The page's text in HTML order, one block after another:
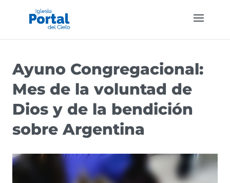
Ayuno Congregacional:
Mes de la voluntad de
Dios y de la bendición
sobre Argentina